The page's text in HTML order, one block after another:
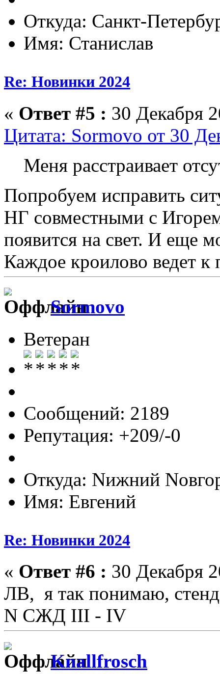
Откуда: Санкт-
Имя: Станислав
Re: Новинки 2024
« Ответ #5 : 30 Декабря
Цитата: Sormovo от 30
Меня расстраивает
Попробуем исправить
НГ совместными с
появится на свет. И еще
Каждое кроилово ведет к
Sormovo
Ветеран
Сообщений: 2189
Репутация: +209/-0
Откуда: Nижний
Имя: Евгений
Re: Новинки 2024
« Ответ #6 : 30 Декабря
ЛВ, я так понимаю,
N СЖД III - IV
Knallfrosch